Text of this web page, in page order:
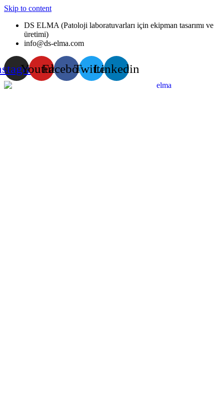
Skip to content
DS ELMA (Patoloji laboratuvarları için ekipman tasarımı ve
üretimi)
info@ds-elma.com
YoutubeFacebookTwitterLinkedin